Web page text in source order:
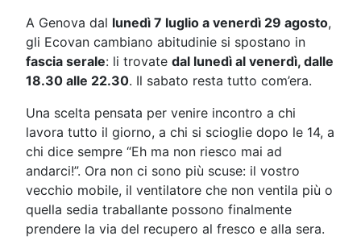
A Genova dal lunedì 7 luglio a venerdì 29 agosto,
gli Ecovan cambiano abitudinie si spostano in
fascia serale: li trovate dal lunedì al venerdì, dalle
18.30 alle 22.30. Il sabato resta tutto com’era.
Una scelta pensata per venire incontro a chi
lavora tutto il giorno, a chi si scioglie dopo le 14, a
chi dice sempre “Eh ma non riesco mai ad
andarci!”. Ora non ci sono più scuse: il vostro
vecchio mobile, il ventilatore che non ventila più o
quella sedia traballante possono finalmente
prendere la via del recupero al fresco e alla sera.